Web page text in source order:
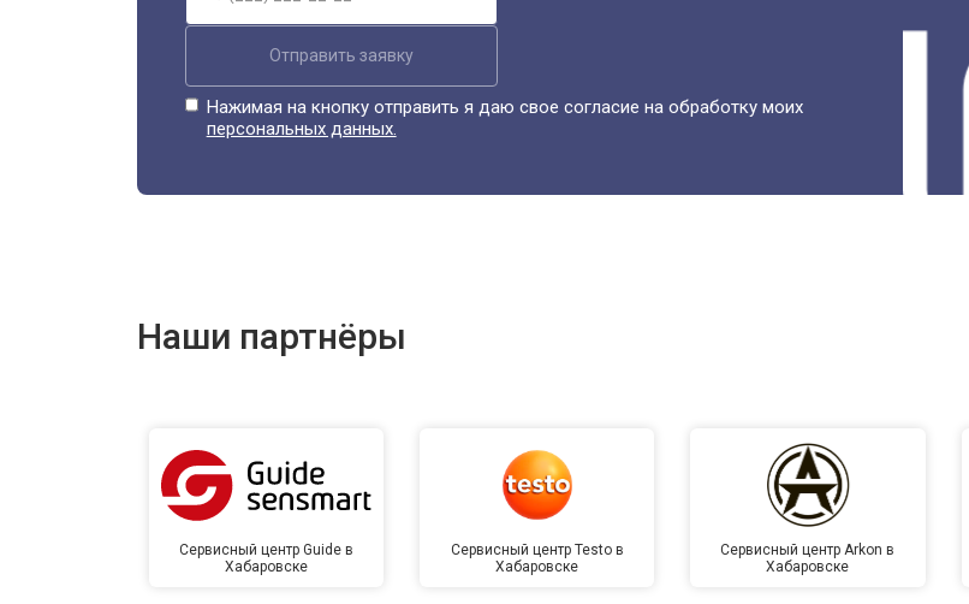
Отправить заявку
Нажимая на кнопку отправить я даю свое согласие на обработку моих
персональных данных.
Наши партнёры
Сервисный центр Guide в
Хабаровске
Сервисный центр Testo в
Хабаровске
Сервисный центр Arkon в
Хабаровске